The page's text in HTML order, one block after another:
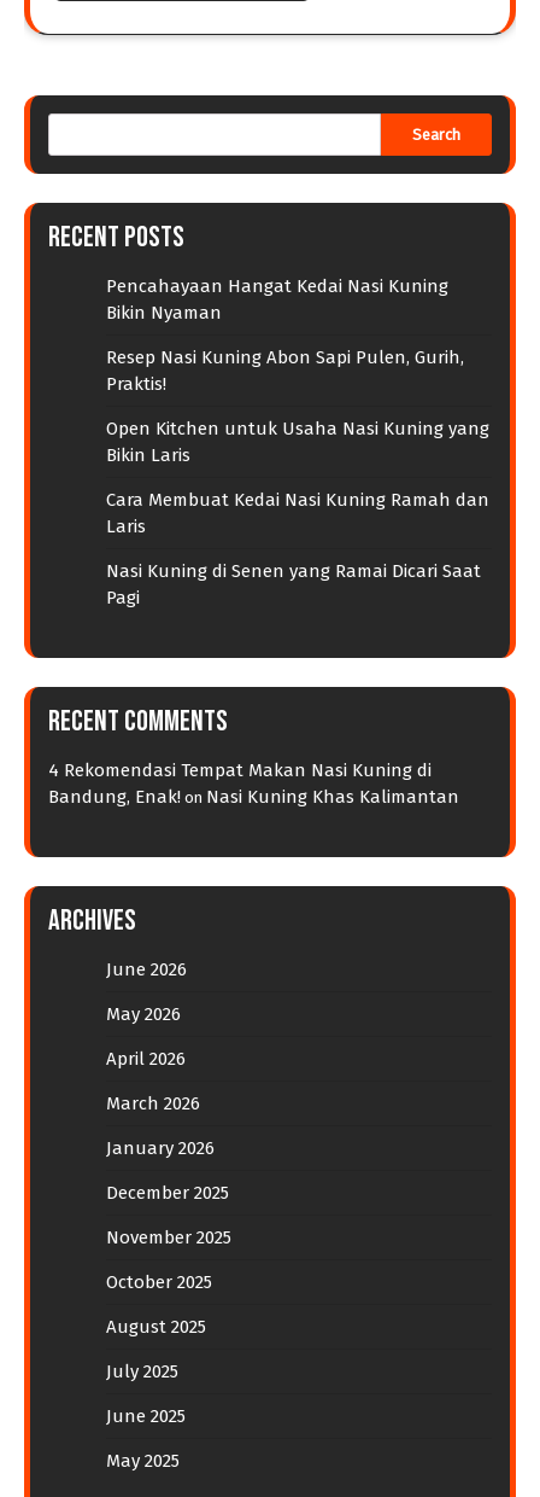
Search
Recent Posts
Pencahayaan Hangat Kedai Nasi Kuning
Bikin Nyaman
Resep Nasi Kuning Abon Sapi Pulen, Gurih,
Praktis!
Open Kitchen untuk Usaha Nasi Kuning yang
Bikin Laris
Cara Membuat Kedai Nasi Kuning Ramah dan
Laris
Nasi Kuning di Senen yang Ramai Dicari Saat
Pagi
Recent Comments
4 Rekomendasi Tempat Makan Nasi Kuning di
Bandung, Enak! on Nasi Kuning Khas Kalimantan
Archives
June 2026
May 2026
April 2026
March 2026
January 2026
December 2025
November 2025
October 2025
August 2025
July 2025
June 2025
May 2025